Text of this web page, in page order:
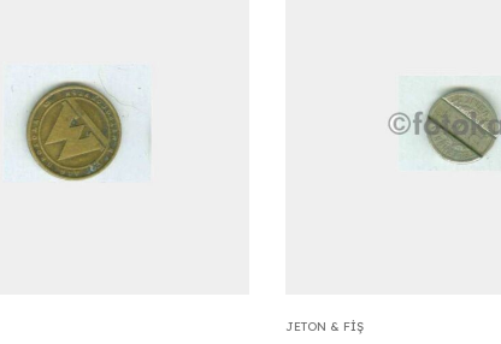
JETON & FIŞ